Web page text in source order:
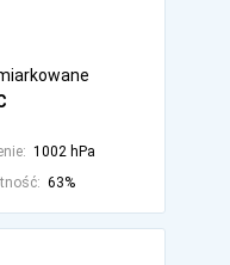
1002 hPa
63%